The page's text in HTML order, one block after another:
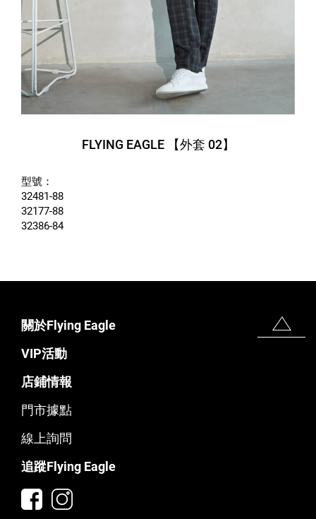
FLYING EAGLE 【外套 02】
型號：
32481-88
32177-88
32386-84
關於Flying Eagle
VIP活動
店鋪情報
門市據點
線上詢問
追蹤Flying Eagle